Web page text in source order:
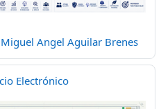
Miguel Angel Aguilar Brenes
Electrónico